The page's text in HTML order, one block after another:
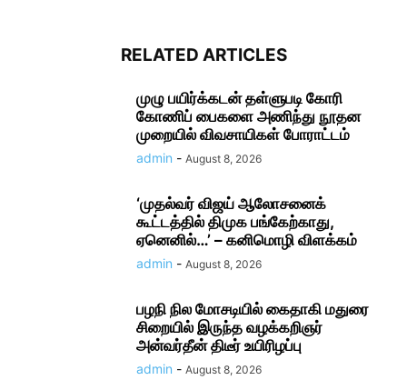
RELATED ARTICLES
முழு பயிர்க்கடன் தள்ளுபடி கோரி
கோணிப் பைகளை அணிந்து நூதன
முறையில் விவசாயிகள் போராட்டம்
admin - August 8, 2026
‘முதல்வர் விஜய் ஆலோசனைக்
கூட்டத்தில் திமுக பங்கேற்காது,
ஏனெனில்…’ – கனிமொழி விளக்கம்
admin - August 8, 2026
பழநி நில மோசடியில் கைதாகி மதுரை
சிறையில் இருந்த வழக்கறிஞர்
அன்வர்தீன் திடீர் உயிரிழப்பு
admin - August 8, 2026